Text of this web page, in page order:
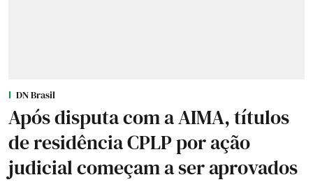
DN Brasil
Após disputa com a AIMA, títulos
de residência CPLP por ação
judicial começam a ser aprovados